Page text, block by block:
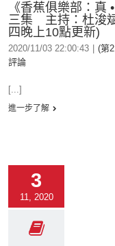
《香蕉俱樂部：真
三集 主持：杜浚
四晚上10點更新)
2020/11/03 22:00:43 (第
評論
[...]
進一步了解
3
11, 2020